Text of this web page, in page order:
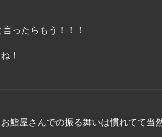
ったらもう！！！
！
鮨屋さんでの振る舞いは慣れてて当